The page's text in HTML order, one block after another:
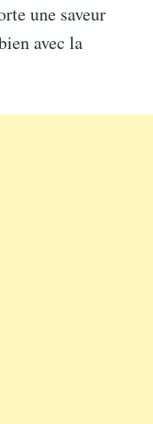
une saveur
avec la